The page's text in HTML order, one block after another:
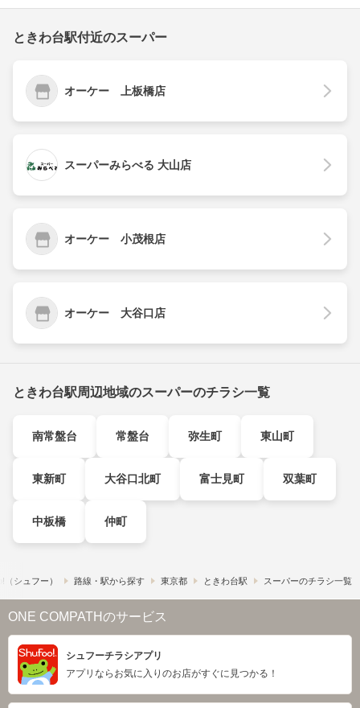
ときわ台駅付近のスーパー
オーケー 上板橋店
スーパーみらべる 大山店
オーケー 小茂根店
オーケー 大谷口店
ときわ台駅周辺地域のスーパーのチラシ一覧
南常盤台 常盤台 弥生町 東山町
東新町 大谷口北町 富士見町 双葉町
中板橋 仲町
シュフー） 路線・駅から探す 東京都 ときわ台駅 スーパーのチラシ一覧
ONE COMPATHのサービス
シュフーチラシアプリ
アプリならお気に入りのお店がすぐに見つかる！